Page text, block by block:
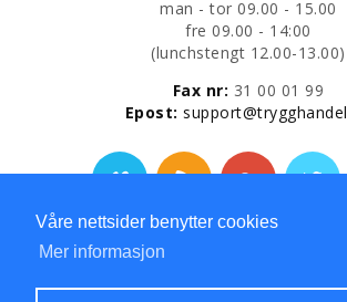
Våre nettsider benytter cookies
Mer informasjon
man - tor 09.00 - 15.00
fre 09.00 - 14:00
​(lunchstengt 12.00-13.00)
Fax nr: 31 00 01 99
​Epost:
Personvernerklæring